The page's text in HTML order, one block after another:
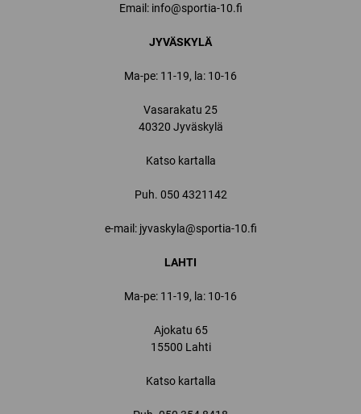
Email: info@sportia-10.fi
JYVÄSKYLÄ
Ma-pe: 11-19, la: 10-16
Vasarakatu 25
40320 Jyväskylä
Katso kartalla
Puh. 050 4321142
e-mail: jyvaskyla@sportia-10.fi
LAHTI
Ma-pe: 11-19, la: 10-16
Ajokatu 65
15500 Lahti
Katso kartalla